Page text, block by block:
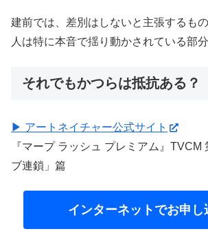
建前では、差別はしないと主張するも
人は特に本音で揺り動かされている部
それでもかつらは抵抗ある？
▶ アートネイチャー公式サイト
『マープ ラッシュ プレミアム』TVCM
ブ連鎖」篇
インターネットでお申し